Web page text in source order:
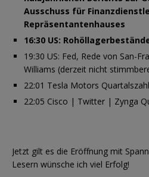
Ausschuss für
Repräsentantenhauses
16:30 US:
19:30 US: Fed, Rede von San-
Williams (derzeit nicht
22:01 Tesla Motors
22:05 Cisco | Twitter | Zynga
Jetzt gilt es die Eröffnung mit
Lesern wünsche ich viel Erfolg!